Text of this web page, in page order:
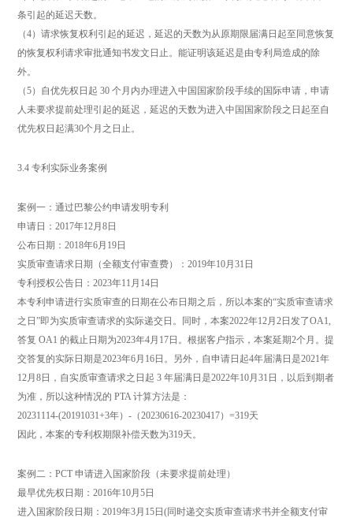
条引起的延迟天数。
（4）请求恢复权利引起的延迟，延迟的天数为从原期限届满日起至同意恢复
的恢复权利请求审批通知书发文日止。能证明该延迟是由专利局造成的除
外。
（5）自优先权日起 30 个月内办理进入中国国家阶段手续的国际申请，申请
人未要求提前处理引起的延迟，延迟的天数为进入中国国家阶段之日起至自
优先权日起满30个月之日止。
3.4 专利实际业务案例
案例一：通过巴黎公约申请发明专利
申请日：2017年12月8日
公布日期：2018年6月19日
实质审查请求日期（全额支付审查费）：2019年10月31日
专利授权公告日：2023年11月14日
本专利申请进行实质审查的日期在公布日期之后，所以本案的“实质审查请求
之日”即为实质审查请求的实际递交日。同时，本案2022年12月2日发了OA1,
答复 OA1 的截止日期为2023年4月17日。根据客户指示，本案延期2个月。提
交答复的实际日期是2023年6月16日。另外，自申请日起4年届满日是2021年
12月8日，自实质审查请求之日起 3 年届满日是2022年10月31日，以后到期者
为准，所以这种情况的 PTA 计算方法是：
20231114-(20191031+3年）-（20230616-20230417）=319天
因此，本案的专利权期限补偿天数为319天。
案例二：PCT 申请进入国家阶段（未要求提前处理）
最早优先权日期：2016年10月5日
进入国家阶段日期：2019年3月15日(同时递交实质审查请求书并全额支付审